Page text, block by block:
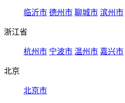
临沂市 德州市 聊城市 滨州市
浙江省
杭州市 宁波市 温州市 嘉兴市
北京
北京市